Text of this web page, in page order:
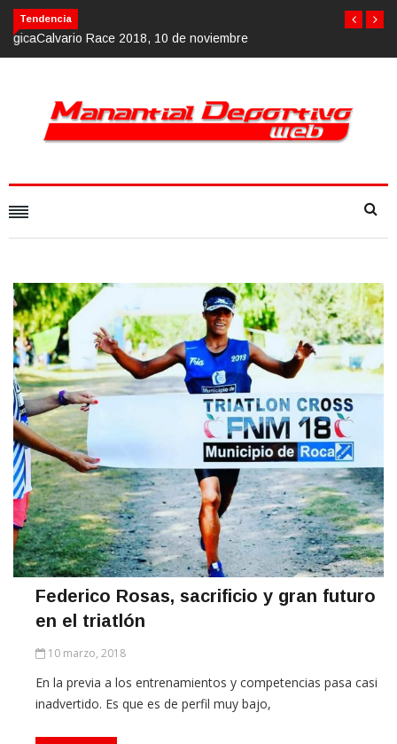
Tendencia
Federico Rosas, sacrificio y gran futuro
en el triatlón
En la previa a los entrenamientos y competencias pasa casi
inadvertido. Es que es de perfil muy bajo,